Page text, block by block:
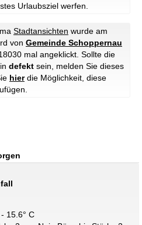
Urlaubsziel werfen.
Stadtansichten wurde am
von Gemeinde Schoppernau
mal angeklickt. Sollte die
defekt sein, melden Sie dieses
hierdie Möglichkeit, diese
15.6° C